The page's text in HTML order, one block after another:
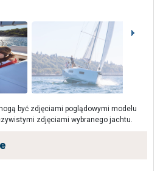
być zdjęciami poglądowymi modelu
zdjęciami wybranego jachtu.